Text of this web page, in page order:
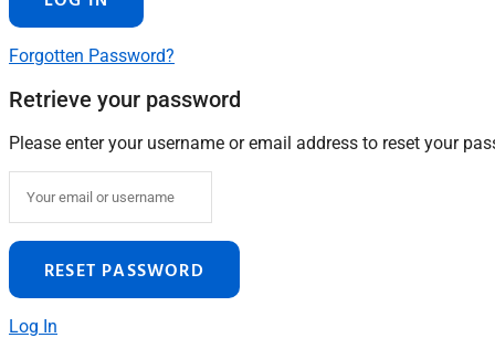
Forgotten Password?
Retrieve your password
Please enter your username or email address to reset your
Log In